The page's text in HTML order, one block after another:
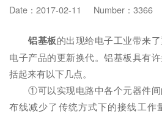
Date：2017-02-11 Number：3366
铝基板的出现给电子工业带来
电子产品的更新换代。铝基板具有
括起来有以下几点。
①可以实现电路中各个元器件间
布线减少了传统方式下的接线工作